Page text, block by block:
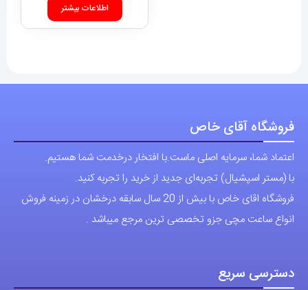
اطلاعات بیشتر
فروشگاه آقای خاص
اعتماد شما، سرمایه اصلی ماست.با افتخار درخدمت شما هستیم.
با (مستر اسپشیال) تجربه‌ای جدید از خرید را تجربه کنید.
فروشگاه اقای خاص با بیش از 20 سال سابقه درخشان در زمینه فروش
انواع ساعت مچی جزو تخصصی ترین مرجع میباشد .
دسترسی سریع